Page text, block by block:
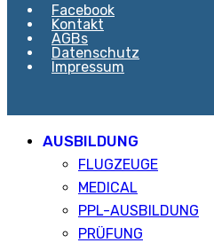
Facebook
Kontakt
AGBs
Datenschutz
Impressum
AUSBILDUNG
FLUGZEUGE
MEDICAL
PPL-AUSBILDUNG
PRÜFUNG